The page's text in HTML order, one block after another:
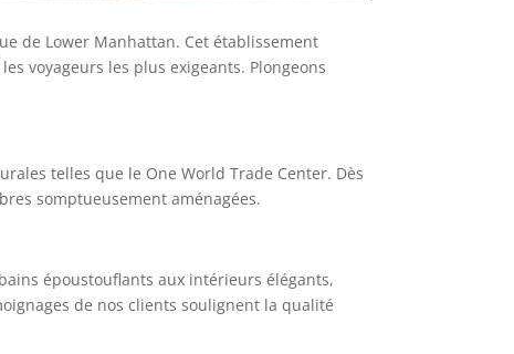
de Lower Manhattan. Cet établissement
voyageurs les plus exigeants. Plongeons
telles que le One World Trade Center. Dès
somptueusement aménagées.
époustouflants aux intérieurs élégants,
de nos clients soulignent la qualité